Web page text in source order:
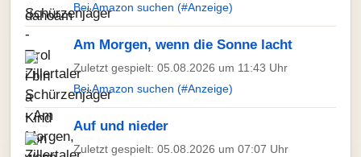
Bei Amazon suchen (#Anzeige)
Am Morgen, wenn die Sonne lacht
Zuletzt gespielt: 05.08.2026 um 11:43 Uhr
Bei Amazon suchen (#Anzeige)
Auf und nieder
Zuletzt gespielt: 05.08.2026 um 07:07 Uhr